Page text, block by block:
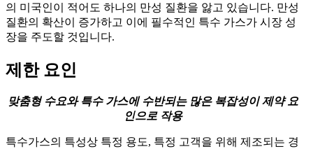
의 미국인이 적어도 하나의 만성 질환을 앓고 있습니다. 만성
질환의 확산이 증가하고 이에 필수적인 특수 가스가 시장 성
장을 주도할 것입니다.
제한 요인
맞춤형 수요와 특수 가스에 수반되는 많은 복잡성이 제약 요
인으로 작용
특수가스의 특성상 특정 용도, 특정 고객을 위해 제조되는 경